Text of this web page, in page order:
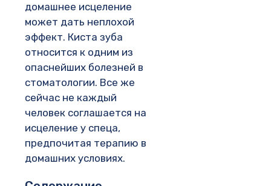
домашнее исцеление
может дать неплохой
эффект. Киста зуба
относится к одним из
опаснейших болезней в
стоматологии. Все же
сейчас не каждый
человек соглашается на
исцеление у спеца,
предпочитая терапию в
домашних условиях.